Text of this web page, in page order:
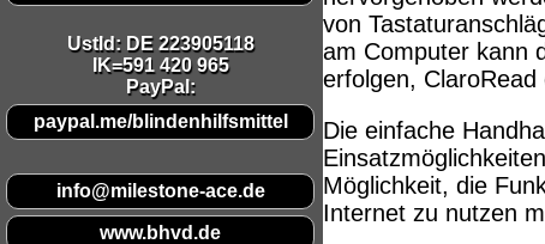
UstId: DE 223905118
IK=591 420 965
PayPal:
paypal.me/blindenhilfsmittel
info@milestone-ace.de
www.bhvd.de
von
am Computer kann
erfolgen,
Die einfache
Möglichkeit, die
Internet zu nutzen